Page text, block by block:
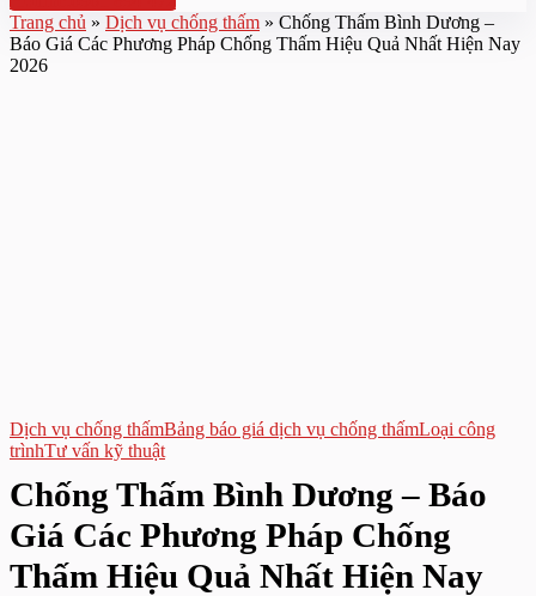
Trang chủ » Dịch vụ chống thấm » Chống Thấm Bình Dương –
Báo Giá Các Phương Pháp Chống Thấm Hiệu Quả Nhất Hiện Nay
2026
Dịch vụ chống thấmBảng báo giá dịch vụ chống thấmLoại công
trìnhTư vấn kỹ thuật
Chống Thấm Bình Dương – Báo
Giá Các Phương Pháp Chống
Thấm Hiệu Quả Nhất Hiện Nay